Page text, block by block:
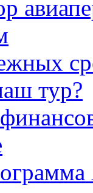
тур?